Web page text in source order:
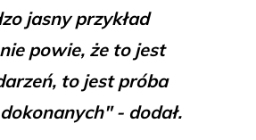
jasny przykład
powie, że to jest
to jest próba
- dodał.